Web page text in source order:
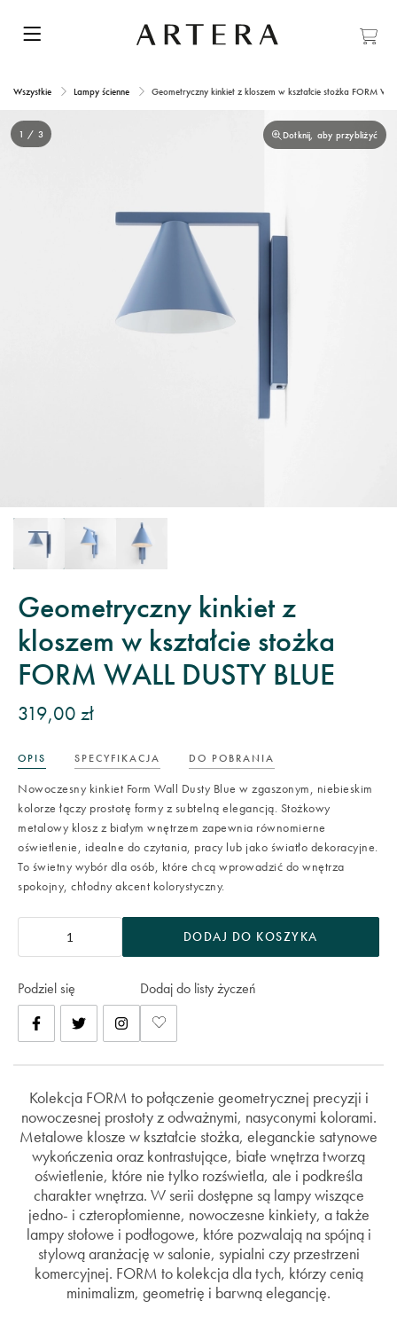
Wszystkie Lampy ścienne Geometryczny kinkiet z kloszem w kształcie stożka FORM
Dotknij, aby przybliżyć
1 / 3
Geometryczny kinkiet z
kloszem w kształcie stożka
FORM WALL DUSTY BLUE
319,00 zł
OPIS SPECYFIKACJA DO POBRANIA
Nowoczesny kinkiet Form Wall Dusty Blue w zgaszonym, niebieskim
kolorze łączy prostotę formy z subtelną elegancją. Stożkowy
metalowy klosz z białym wnętrzem zapewnia równomierne
oświetlenie, idealne do czytania, pracy lub jako światło dekoracyjne.
To świetny wybór dla osób, które chcą wprowadzić do wnętrza
spokojny, chłodny akcent kolorystyczny.
DODAJ DO KOSZYKA
Podziel się Dodaj do listy życzeń
Kolekcja FORM to połączenie geometrycznej precyzji i
nowoczesnej prostoty z odważnymi, nasyconymi kolorami.
Metalowe klosze w kształcie stożka, eleganckie satynowe
wykończenia oraz kontrastujące, białe wnętrza tworzą
oświetlenie, które nie tylko rozświetla, ale i podkreśla
charakter wnętrza. W serii dostępne są lampy wiszące
jedno- i czteropłomienne, nowoczesne kinkiety, a także
lampy stołowe i podłogowe, które pozwalają na spójną i
stylową aranżację w salonie, sypialni czy przestrzeni
komercyjnej. FORM to kolekcja dla tych, którzy cenią
minimalizm, geometrię i barwną elegancję.